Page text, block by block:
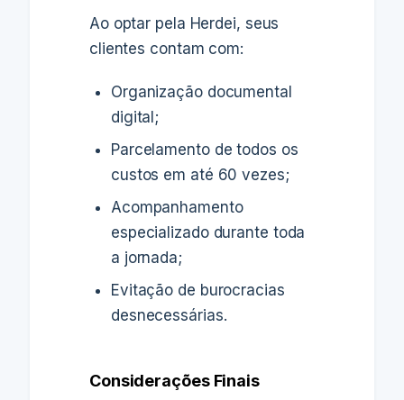
Ao optar pela Herdei, seus
clientes contam com:
Organização documental
digital;
Parcelamento de todos os
custos em até 60 vezes;
Acompanhamento
especializado durante toda
a jornada;
Evitação de burocracias
desnecessárias.
Considerações Finais